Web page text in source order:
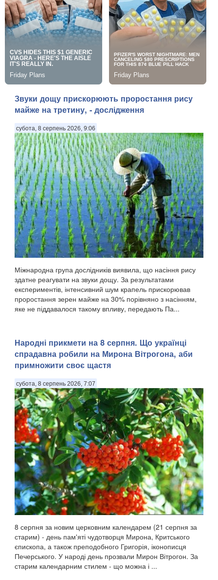
Звуки дощу прискорюють проростання рису
майже на третину, - дослідження
субота, 8 серпень 2026, 9:06
Міжнародна група дослідників виявила, що насіння рису
здатне реагувати на звуки дощу. За результатами
експериментів, інтенсивний шум крапель прискорював
проростання зерен майже на 30% порівняно з насінням,
яке не піддавалося такому впливу, передають Па...
Народні прикмети на 8 серпня. Що українці
спрадавна робили на Мирона Вітрогона, аби
примножити своє щастя
субота, 8 серпень 2026, 7:07
8 серпня за новим церковним календарем (21 серпня за
старим) - день пам'яті чудотворця Мирона, Критського
єпископа, а також преподобного Григорія, іконописця
Печерського. У народі день прозвали Мирон Вітрогон. За
старим календарним стилем - що можна і ...